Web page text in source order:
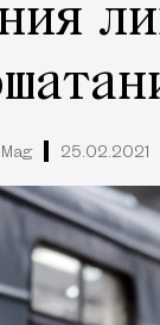
25.02.2021